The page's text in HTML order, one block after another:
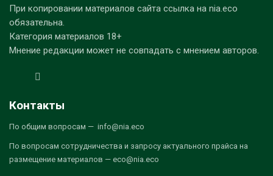
При копировании материалов сайта ссылка на nia.eco
обязательна.
Категория материалов 18+
Мнение редакции может не совпадать с мнением авторов.
Контакты
По общим вопросам — info@nia.eco
По вопросам сотрудничества и запросу актуального прайса на
размещение материалов — eco@nia.eco